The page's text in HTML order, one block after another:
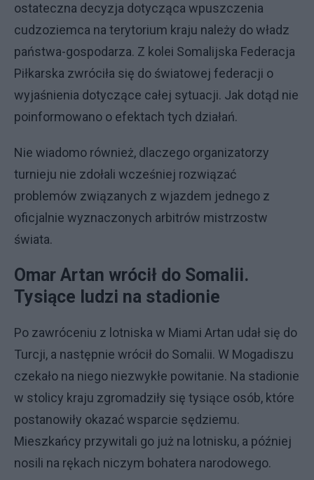
ostateczna decyzja dotycząca wpuszczenia
cudzoziemca na terytorium kraju należy do władz
państwa-gospodarza. Z kolei Somalijska Federacja
Piłkarska zwróciła się do światowej federacji o
wyjaśnienia dotyczące całej sytuacji. Jak dotąd nie
poinformowano o efektach tych działań.
Nie wiadomo również, dlaczego organizatorzy
turnieju nie zdołali wcześniej rozwiązać
problemów związanych z wjazdem jednego z
oficjalnie wyznaczonych arbitrów mistrzostw
świata.
Omar Artan wrócił do Somalii.
Tysiące ludzi na stadionie
Po zawróceniu z lotniska w Miami Artan udał się do
Turcji, a następnie wrócił do Somalii. W Mogadiszu
czekało na niego niezwykłe powitanie. Na stadionie
w stolicy kraju zgromadziły się tysiące osób, które
postanowiły okazać wsparcie sędziemu.
Mieszkańcy przywitali go już na lotnisku, a później
nosili na rękach niczym bohatera narodowego.